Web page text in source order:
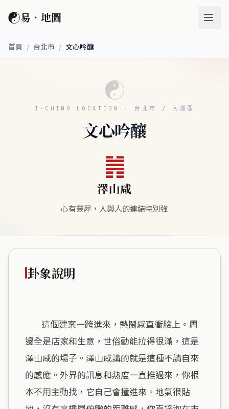
☯易．地圖
首頁 / 台北市 / 文心吟釀
☯
I-CHING LOCATION · 台北市 / 內湖區
文心吟釀
䷞
澤山咸
心有靈犀，人與人的連結特別強
卦象說明
邊全是店家和生意，世俗動能拉得很滿，這是
澤山咸的場子。澤山咸講的就是這種不請自來
的感應。外界的訊息和熱度一直推過來，你根
本不用主動找，它自己會撞進來。地氣很貼